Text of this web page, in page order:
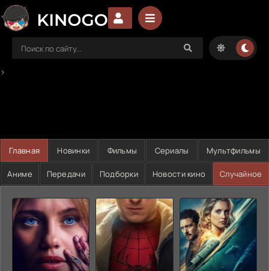
>
Главная Новинки Фильмы Сериалы Мультфильмы
Аниме Передачи Подборки Новости кино Случайное